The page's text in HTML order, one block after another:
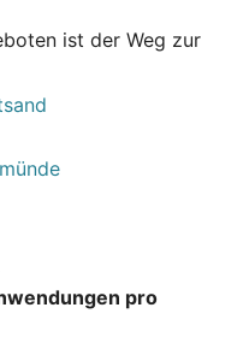
ist der Weg zur
pro